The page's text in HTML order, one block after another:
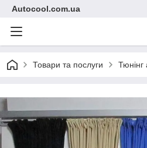
Autocool.com.ua
Товари та послуги Тюнінг